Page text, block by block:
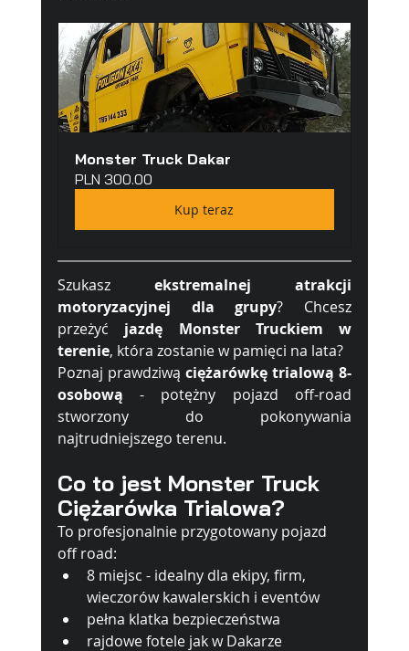
Monster Truck Dakar
PLN 300.00
Kup teraz
Szukasz ekstremalnej atrakcji
motoryzacyjnej dla grupy? Chcesz
przeżyć jazdę Monster Truckiem w
terenie, która zostanie w pamięci na lata?
Poznaj prawdziwą ciężarówkę trialową 8-
osobową - potężny pojazd off-road
stworzony do pokonywania
najtrudniejszego terenu.
Co to jest Monster Truck
Ciężarówka Trialowa?
To profesjonalnie przygotowany pojazd
off road:
8 miejsc - idealny dla ekipy, firm,
wieczorów kawalerskich i eventów
pełna klatka bezpieczeństwa
rajdowe fotele jak w Dakarze